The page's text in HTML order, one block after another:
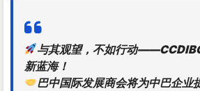
与其观望，不如行动
新蓝海！
巴中国际发展商会将为中巴企业